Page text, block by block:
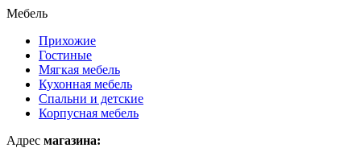
Мебель
Прихожие
Гостиные
Мягкая мебель
Кухонная мебель
Спальни и детские
Корпусная мебель
Адрес магазина: